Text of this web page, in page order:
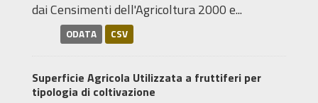
dai Censimenti dell'Agricoltura 2000 e...
ODATA CSV
Superficie Agricola Utilizzata a fruttiferi per
tipologia di coltivazione